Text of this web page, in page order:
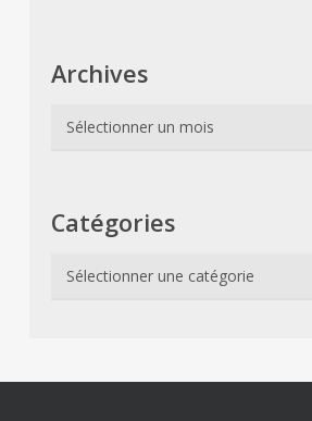
Archives
Archives
Catégories
Catégories